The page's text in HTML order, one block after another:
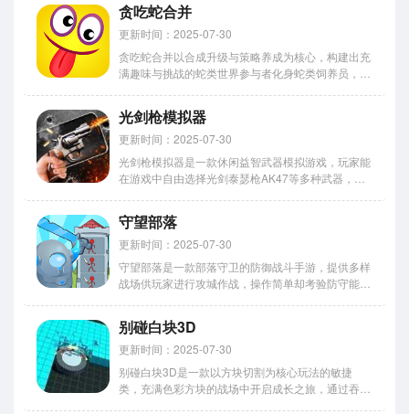
各方向来球，整体玩法轻松且上手简单，在密闭奇幻
空间中把握节...
贪吃蛇合并
更新时间：2025-07-30
贪吃蛇合并以合成升级与策略养成为核心，构建出充
满趣味与挑战的蛇类世界参与者化身蛇类饲养员，在
吃蛇并获取成就，在轻松愉悦的氛围中体验合成游戏
的乐趣采用渐进式难度...
光剑枪模拟器
更新时间：2025-07-30
光剑枪模拟器是一款休闲益智武器模拟游戏，玩家能
在游戏中自由选择光剑泰瑟枪AK47等多种武器，通
枪支皮肤及光剑样式，为玩家带来沉浸式模拟体验，
适合休闲娱乐或与朋...
守望部落
更新时间：2025-07-30
守望部落是一款部落守卫的防御战斗手游，提供多样
战场供玩家进行攻城作战，操作简单却考验防守能
趣。 守望部落新手攻略 1、“征战沙场”，在冰雪地图
部署建筑、部队，扩...
别碰白块3D
更新时间：2025-07-30
别碰白块3D是一款以方块切割为核心玩法的敏捷
类，充满色彩方块的战场中开启成长之旅，通过吞噬